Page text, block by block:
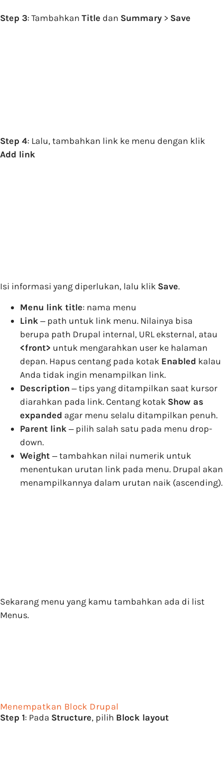
Step 3: Tambahkan Title dan Summary > Save
Step 4: Lalu, tambahkan link ke menu dengan klik
Add link
Isi informasi yang diperlukan, lalu klik Save.
Menu link title: nama menu
Link ‒ path untuk link menu. Nilainya bisa
berupa path Drupal internal, URL eksternal, atau
<front> untuk mengarahkan user ke halaman
depan. Hapus centang pada kotak Enabled kalau
Anda tidak ingin menampilkan link.
Description ‒ tips yang ditampilkan saat kursor
diarahkan pada link. Centang kotak Show as
expanded agar menu selalu ditampilkan penuh.
Parent link ‒ pilih salah satu pada menu drop-
down.
Weight ‒ tambahkan nilai numerik untuk
menentukan urutan link pada menu. Drupal akan
menampilkannya dalam urutan naik (ascending).
Sekarang menu yang kamu tambahkan ada di list
Menus.
Menempatkan Block Drupal
Step 1: Pada Structure, pilih Block layout